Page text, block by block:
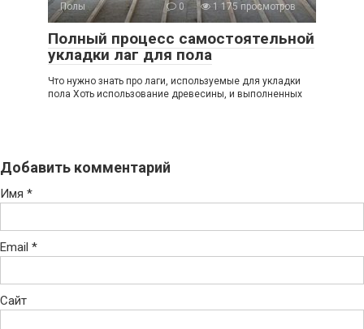
Полы 0 1 175 просмотров
Полный процесс самостоятельной
укладки лаг для пола
Что нужно знать про лаги, используемые для укладки
пола Хоть использование древесины, и выполненных
Добавить комментарий
Имя *
Email *
Сайт